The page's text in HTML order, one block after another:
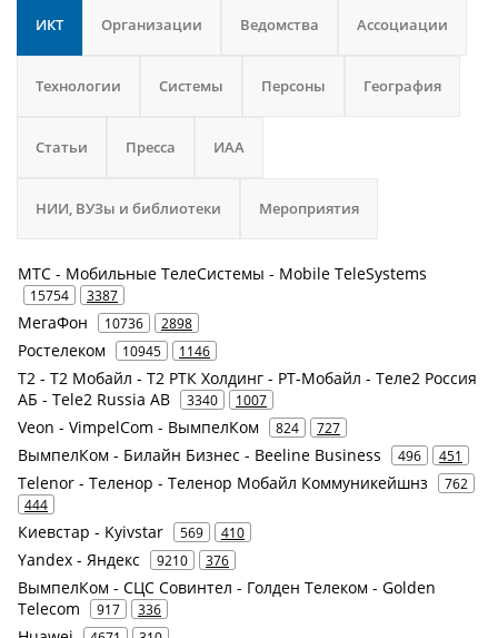
ИКТ Организации Ведомства Ассоциации
Технологии Системы Персоны География
Статьи Пресса ИАА
НИИ, ВУЗы и библиотеки Мероприятия
МТС - Мобильные ТелеСистемы - Mobile TeleSystems
15754 3387
МегаФон 10736 2898
Ростелеком 10945 1146
Т2 - Т2 Мобайл - Т2 РТК Холдинг - РТ-Мобайл - Теле2 Россия
АБ - Tele2 Russia AB
3340 1007
Veon - VimpelCom - ВымпелКом 824 727
ВымпелКом - Билайн Бизнес - Beeline Business 496 451
Telenor - Теленор - Теленор Мобайл Коммуникейшнз
762
444
Киевстар - Kyivstar 569 410
Yandex - Яндекс 9210 376
ВымпелКом - СЦС Совинтел - Голден Телеком - Golden
Telecom
917 336